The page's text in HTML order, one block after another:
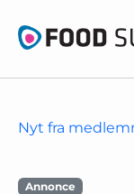
Nyt fra
Annonce